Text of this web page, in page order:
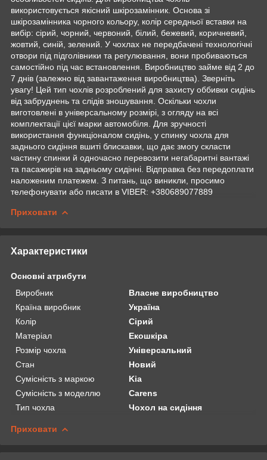
використовується якісний шкірозамінник. Основа зі
шкірозамінника чорного кольору, колір середньої вставки на
вибір: сірий, чорний, червоний, білий, бежевий, коричневий,
жовтий, синій, зелений. У чохлах не передбачені технологічні
отвори під підголівники та регулювання, вони пробиваються
самостійно під час встановлення. Виробництво займе від 2 до
7 днів (залежно від завантаження виробництва). Зверніть
увагу! Цей тип чохлів розроблений для захисту оббивки сидінь
від забруднень та слідів зношування. Оскільки чохли
виготовлені в універсальному розмірі, з огляду на всі
комплектації цієї марки автомобіля. Для зручності
використання функціоналом сидінь, у спинку чохла для
заднього сидіння вшиті блискавки, що дає змогу скласти
частину спинки й одночасно перевозити негабаритні вантажі
та пасажирів на задньому сидінні. Відправка без передоплати
наложеним платежем. З питань, що виникли, просимо
телефонувати або писати в VIBER: +380689077889
Приховати
Характеристики
Основні атрибути
Виробник
Власне виробництво
Країна виробник
Україна
Колір
Сірий
Матеріал
Екошкіра
Розмір чохла
Універсальний
Стан
Новий
Сумісність з маркою
Kia
Сумісність з моделлю
Carens
Тип чохла
Чохол на сидіння
Приховати